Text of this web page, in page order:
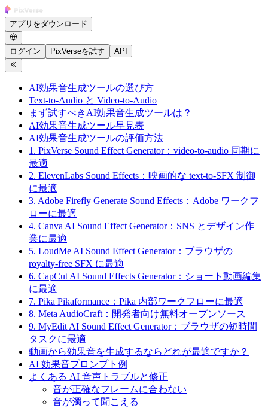
アプリをダウンロード
ログイン PixVerseを試す API
AI効果音生成ツールの選び方
Text-to-Audio と Video-to-Audio
まず試すべきAI効果音生成ツールは？
AI効果音生成ツール早見表
AI効果音生成ツールの評価方法
1. PixVerse Sound Effect Generator：video-to-audio 同期に
最適
2. ElevenLabs Sound Effects：映画的な text-to-SFX 制御
に最適
3. Adobe Firefly Generate Sound Effects：Adobe ワークフ
ローに最適
4. Canva AI Sound Effect Generator：SNS とデザイン作
業に最適
5. LoudMe AI Sound Effect Generator：ブラウザの
royalty-free SFX に最適
6. CapCut AI Sound Effects Generator：ショート動画編集
に最適
7. Pika Pikaformance：Pika 内部ワークフローに最適
8. Meta AudioCraft：開発者向け無料オープンソース
9. MyEdit AI Sound Effect Generator：ブラウザの短時間
タスクに最適
動画から効果音を生成するならどれが最適ですか？
AI 効果音プロンプト例
よくある AI 音声トラブルと修正
音が正確なフレームに合わない
音が濁って聞こえる